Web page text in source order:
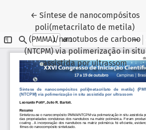
← Voltar aos Detalhes do Artigo
Síntese de nanocompósitos
poli(metacrilato de metila)
(PMMA)/nanotubos de carbono
(NTCPM) via polimerização in situ
assistida por ultrassom